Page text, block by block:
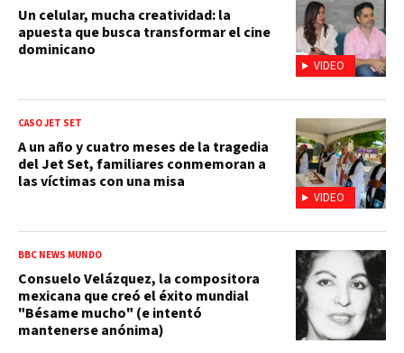
VIDEO
Un celular, mucha creatividad: la
apuesta que busca transformar el cine
dominicano
VIDEO
CASO JET SET
A un año y cuatro meses de la tragedia
del Jet Set, familiares conmemoran a
las víctimas con una misa
BBC NEWS MUNDO
Consuelo Velázquez, la compositora
mexicana que creó el éxito mundial
"Bésame mucho" (e intentó
mantenerse anónima)